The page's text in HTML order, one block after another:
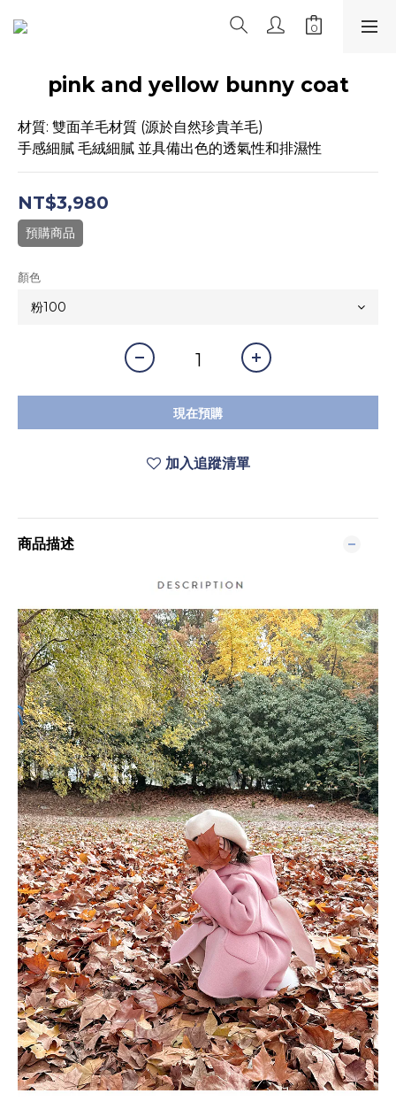
pink and yellow bunny coat
材質: 雙面羊毛材質 (源於自然珍貴羊毛)
手感細膩 毛絨細膩 並具備出色的透氣性和排濕性
NT$3,980
預購商品
顏色
現在預購
加入追蹤清單
商品描述